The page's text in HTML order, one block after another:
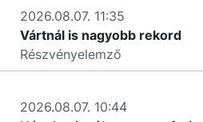
2026.08.07. 11:35
Vártnál is nagyobb rekord
Részvényelemző
2026.08.07. 10:44